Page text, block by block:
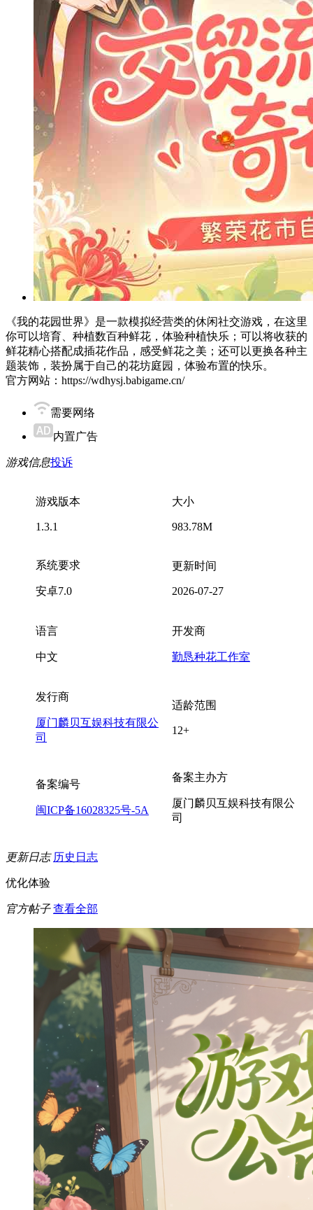
《我的花园世界》是一款模拟经营类的休闲社交游戏，在这里
你可以培育、种植数百种鲜花，体验种植快乐；可以将收获的
鲜花精心搭配成插花作品，感受鲜花之美；还可以更换各种主
题装饰，装扮属于自己的花坊庭园，体验布置的快乐。
官方网站：https://wdhysj.babigame.cn/
需要网络
内置广告
游戏信息投诉
游戏版本
1.3.1
大小
983.78M
系统要求
安卓7.0
更新时间
2026-07-27
语言
中文
开发商
勤恳种花工作室
发行商
厦门麟贝互娱科技有限公
司
适龄范围
12+
备案编号
闽ICP备16028325号-5A
备案主办方
厦门麟贝互娱科技有限公
司
更新日志 历史日志
优化体验
官方帖子 查看全部